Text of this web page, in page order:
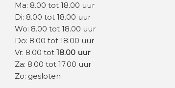
Ma: 8.00 tot 18.00 uur
Di: 8.00 tot 18.00 uur
Wo: 8.00 tot 18.00 uur
Do: 8.00 tot 18.00 uur
Vr: 8.00 tot 18.00 uur
Za: 8.00 tot 17.00 uur
Zo: gesloten